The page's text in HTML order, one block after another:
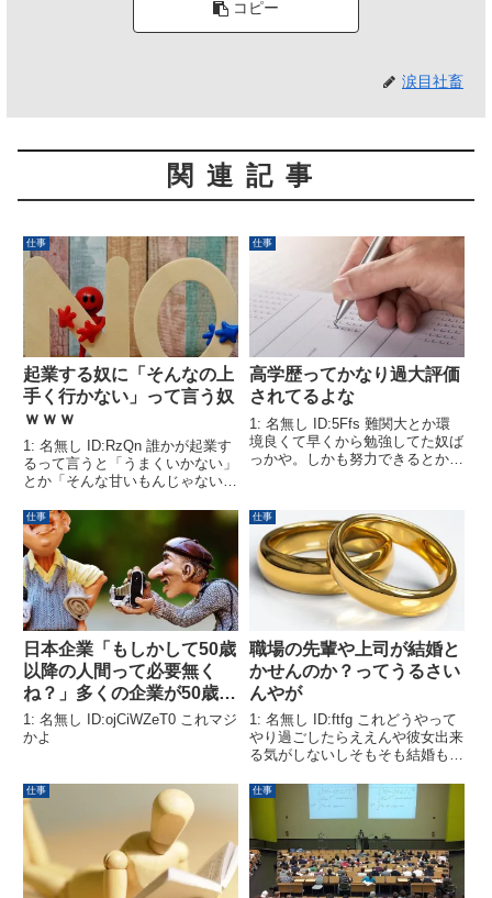
コピー
涙目社畜
関連記事
仕事
起業する奴に「そんなの上
手く行かない」って言う奴
ｗｗｗ
1: 名無し ID:RzQn 誰かが起業す
るって言うと「うまくいかない」
とか「そんな甘いもんじゃない」
の人達はみんな起業経験がある人
達なんかな？
仕事
高学歴ってかなり過大評価
されてるよな
1: 名無し ID:5Ffs 難関大とか環
境良くて早くから勉強してた奴ば
っかや。しかも努力できるとかよ
する能力は大して変わらんのよ。
低学歴だろうが一日何時間も働い
て「努力」できてる...
仕事
日本企業「もしかして50歳
以降の人間って必要無く
ね？」多くの企業が50歳以
上に退職を迫ってる模様
1: 名無し ID:ojCiWZeT0 これマジ
かよ
仕事
職場の先輩や上司が結婚と
かせんのか？ってうるさい
んやが
1: 名無し ID:ftfg これどうやって
やり過ごしたらええんや彼女出来
る気がしないしそもそも結婚もそ
仕事 仕事